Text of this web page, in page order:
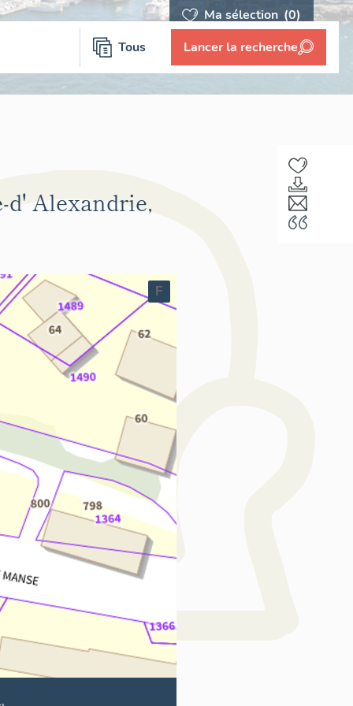
Ma sélection (0)
Tous Lancer la recherche
Alexandrie,
F